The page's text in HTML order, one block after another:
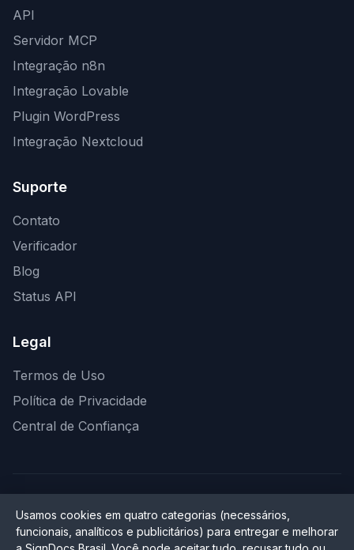
API
Servidor MCP
Integração n8n
Integração Lovable
Plugin WordPress
Integração Nextcloud
Suporte
Contato
Verificador
Blog
Status API
Legal
Termos de Uso
Política de Privacidade
Central de Confiança
We Soluções em Assinaturas Tecnológicas Inova Simples (I.S.) —
CNPJ 51.846.614/0001-20
Usamos cookies em quatro categorias (necessários,
funcionais, analíticos e publicitários) para entregar e melhorar